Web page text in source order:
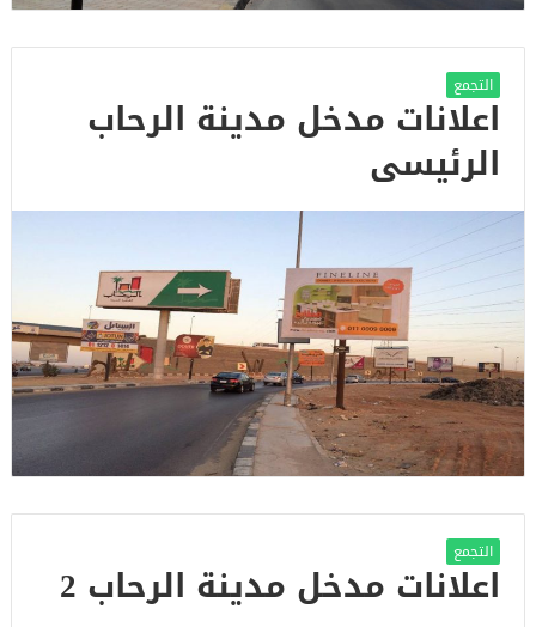
التجمع
اعلانات مدخل مدينة الرحاب
الرئيسى
التجمع
اعلانات مدخل مدينة الرحاب 2